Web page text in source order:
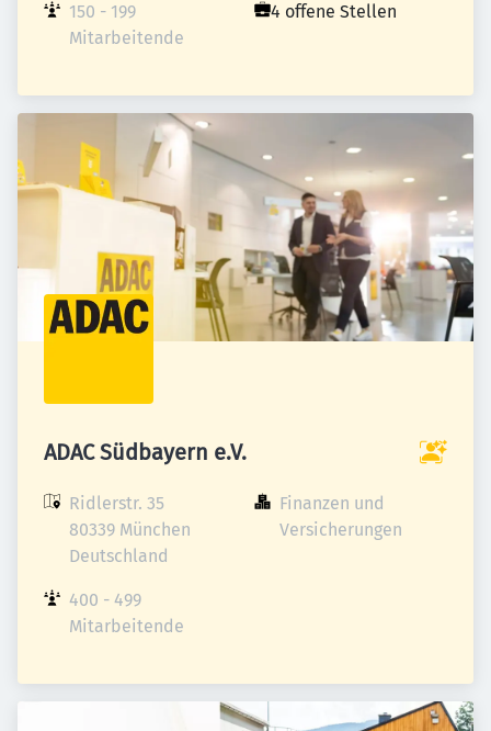
150 - 199
Mitarbeitende
4 offene Stellen
ADAC Südbayern e.V.
Ridlerstr. 35
80339 München
Deutschland
Finanzen und
Versicherungen
400 - 499
Mitarbeitende